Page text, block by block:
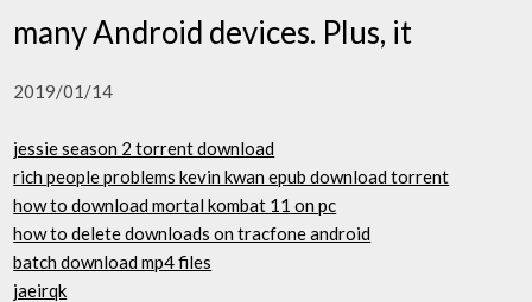
many Android devices. Plus, it
2019/01/14
jessie season 2 torrent download
rich people problems kevin kwan epub download torrent
how to download mortal kombat 11 on pc
how to delete downloads on tracfone android
batch download mp4 files
jaeirqk